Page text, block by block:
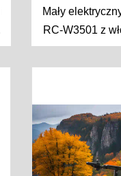
Mały
RC-W3501 z